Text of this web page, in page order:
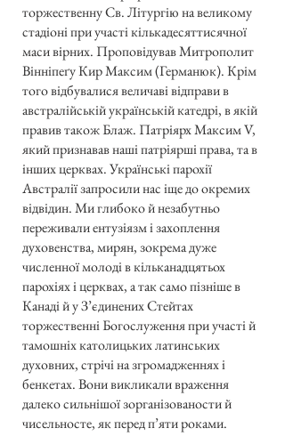
торжественну Св. Літургію на великому
стадіоні при участі кількадесяттисячної
маси вірних. Проповідував Митрополит
Вінніпеґу Кир Максим (Германюк). Крім
того відбувалися величаві відправи в
австралійській українській катедрі, в якій
правив також Блаж. Патріярх Максим V,
який признавав наші патріярші права, та в
інших церквах. Українські парохії
Австралії запросили нас іще до окремих
відвідин. Ми глибоко й незабутньо
переживали ентузіязм і захоплення
духовенства, мирян, зокрема дуже
численної молоді в кільканадцятьох
парохіях і церквах, а так само пізніше в
Канаді й у З’єдинених Стейтах
торжественні Богослуження при участі й
тамошніх католицьких латинських
духовних, стрічі на згромадженнях і
бенкетах. Вони викликали враження
далеко сильнішої зорганізованости й
чисельносте, як перед п’яти роками.